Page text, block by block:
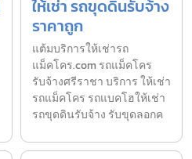
ให้เช่า รถขุดดินรับจ้าง
ราคาถูก
แต้มบริการให้เช่ารถ
แม็คโคร.com รถแม็คโคร
รับจ้างศรีราชา บริการ ให้เช่า
รถแม็คโคร รถแบคโฮให้เช่า
รถขุดดินรับจ้าง รับขุดลอกค